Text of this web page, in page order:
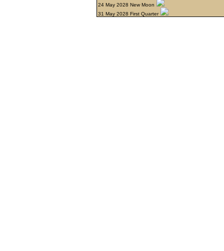
24 May 2028 New Moon
31 May 2028 First Quarter